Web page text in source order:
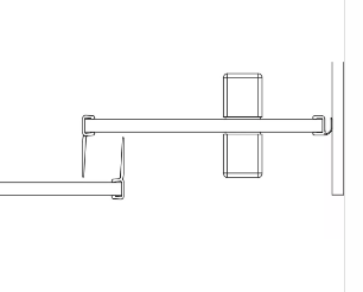
avec effet de rebond de l'eau
6 mm) ou peut être installé sans seuil
En raison de la conception, une
ne peut pas être obtenue avec NICA
fixation testé selon DIN EN 14428 (CE) et
PPP 53005 (TÜV / GS)